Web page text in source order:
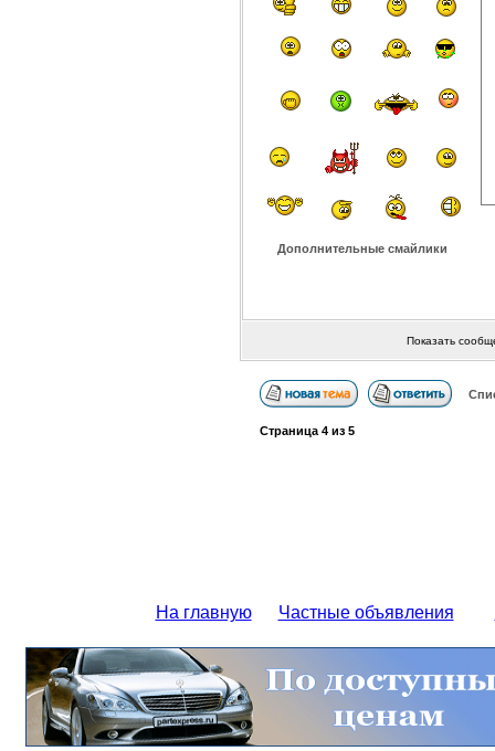
Дополнительные смайлики
Показать
Страница 4из 5
На главную Частные объявления